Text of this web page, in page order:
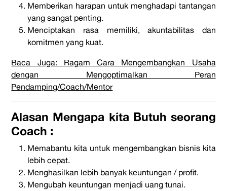
Memberikan harapan untuk menghadapi tantangan
yang sangat penting.
Menciptakan rasa memiliki, akuntabilitas dan
komitmen yang kuat.
Baca Juga: Ragam Cara Mengembangkan Usaha
dengan Mengoptimalkan Peran
Pendamping/Coach/Mentor
Alasan Mengapa kita Butuh seorang
Coach :
Memabantu kita untuk mengembangkan bisnis kita
lebih cepat.
Menghasilkan lebih banyak keuntungan / profit.
Mengubah keuntungan menjadi uang tunai.